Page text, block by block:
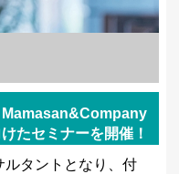
Mamasan&Company
たセミナーを開催！
ルタントとなり、付